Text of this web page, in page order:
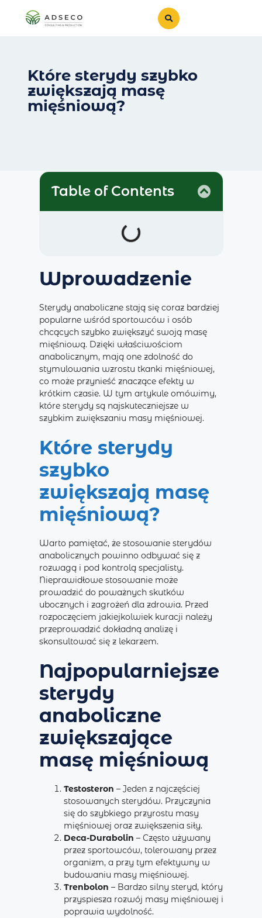
Które sterydy szybko
zwiększają masę
mięśniową?
Table of Contents
Wprowadzenie
Sterydy anaboliczne stają się coraz bardziej
popularne wśród sportowców i osób
chcących szybko zwiększyć swoją masę
mięśniową. Dzięki właściwościom
anabolicznym, mają one zdolność do
stymulowania wzrostu tkanki mięśniowej,
co może przynieść znaczące efekty w
krótkim czasie. W tym artykule omówimy,
które sterydy są najskuteczniejsze w
szybkim zwiększaniu masy mięśniowej.
Które sterydy
szybko
zwiększają masę
mięśniową?
Warto pamiętać, że stosowanie sterydów
anabolicznych powinno odbywać się z
rozwagą i pod kontrolą specjalisty.
Nieprawidłowe stosowanie może
prowadzić do poważnych skutków
ubocznych i zagrożeń dla zdrowia. Przed
rozpoczęciem jakiejkolwiek kuracji należy
przeprowadzić dokładną analizę i
skonsultować się z lekarzem.
Najpopularniejsze
sterydy
anaboliczne
zwiększające
masę mięśniową
Testosteron – Jeden z najczęściej
stosowanych sterydów. Przyczynia
się do szybkiego przyrostu masy
mięśniowej oraz zwiększenia siły.
Deca-Durabolin – Często używany
przez sportowców, tolerowany przez
organizm, a przy tym efektywny w
budowaniu masy mięśniowej.
Trenbolon – Bardzo silny steryd, który
przyspiesza rozwój masy mięśniowej i
poprawia wydolność.